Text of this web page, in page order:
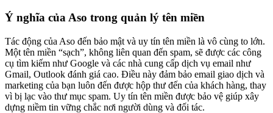
Ý nghĩa của Aso trong quản lý tên miền
Tác động của Aso đến bảo mật và uy tín tên miền là vô cùng to lớn.
Một tên miền “sạch”, không liên quan đến spam, sẽ được các công
cụ tìm kiếm như Google và các nhà cung cấp dịch vụ email như
Gmail, Outlook đánh giá cao. Điều này đảm bảo email giao dịch và
marketing của bạn luôn đến được hộp thư đến của khách hàng, thay
vì bị lạc vào thư mục spam. Uy tín tên miền được bảo vệ giúp xây
dựng niềm tin vững chắc nơi người dùng và đối tác.